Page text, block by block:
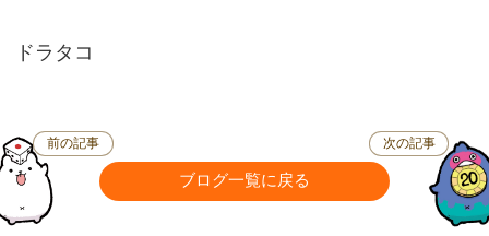
ドラタコ
前の記事
ブログ一覧に戻る
次の記事